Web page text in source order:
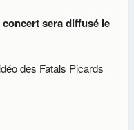
sera diffusé le
des Fatals Picards